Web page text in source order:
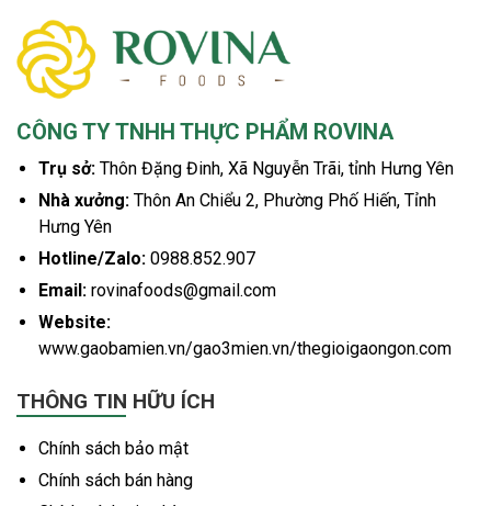
CÔNG TY TNHH THỰC PHẨM ROVINA
Trụ sở: Thôn Đặng Đinh, Xã Nguyễn Trãi, tỉnh Hưng Yên
Nhà xưởng: Thôn An Chiểu 2, Phường Phố Hiến, Tỉnh
Hưng Yên
Hotline/Zalo: 0988.852.907
Email: rovinafoods@gmail.com
Website:
www.gaobamien.vn/gao3mien.vn/thegioigaongon.com
THÔNG TIN HỮU ÍCH
Chính sách bảo mật
Chính sách bán hàng